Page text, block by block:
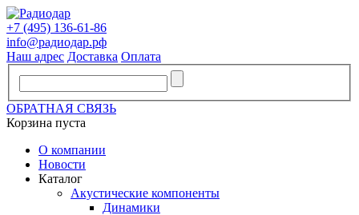
+7 (495) 136-61-86
info@радиодар.рф
Наш адрес Доставка Оплата
ОБРАТНАЯ СВЯЗЬ
Корзина пуста
О компании
Новости
Каталог
Акустические компоненты
Динамики